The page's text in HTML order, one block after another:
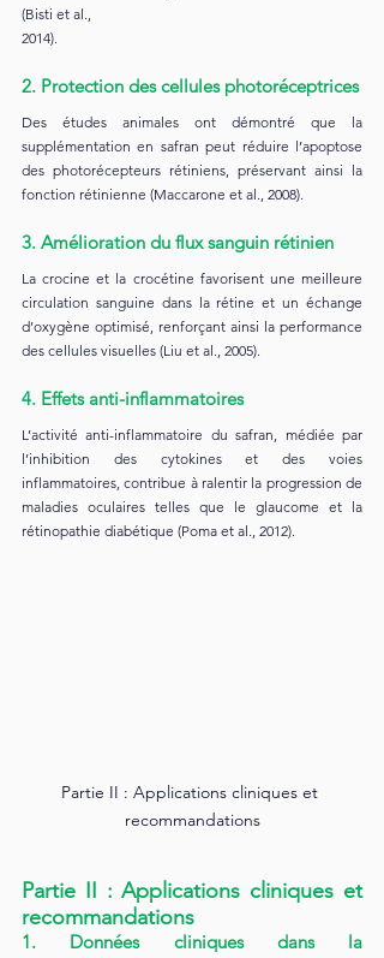
(Bisti et al.,
2014).
2. Protection des cellules photoréceptrices
Des études animales ont démontré que la
supplémentation en safran peut réduire l’apoptose
des photorécepteurs rétiniens, préservant ainsi la
fonction rétinienne (Maccarone et al., 2008).
3. Amélioration du flux sanguin rétinien
La crocine et la crocétine favorisent une meilleure
circulation sanguine dans la rétine et un échange
d’oxygène optimisé, renforçant ainsi la performance
des cellules visuelles (Liu et al., 2005).
4. Effets anti-inflammatoires
L’activité anti-inflammatoire du safran, médiée par
l’inhibition des cytokines et des voies
inflammatoires, contribue à ralentir la progression de
maladies oculaires telles que le glaucome et la
rétinopathie diabétique (Poma et al., 2012).
Partie II : Applications cliniques et
recommandations
Partie II : Applications cliniques et
recommandations
1. Données cliniques dans la